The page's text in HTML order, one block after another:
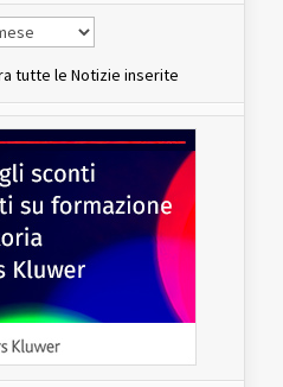
tutte le Notizie inserite